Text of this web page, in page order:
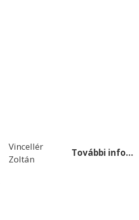
Vincellér
Zoltán
További info…